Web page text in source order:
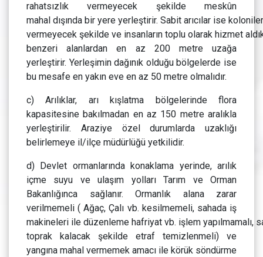
rahatsızlık vermeyecek şekilde meskûn
mahal dışında bir yere yerleştirir. Sabit arıcılar ise
vermeyecek şekilde ve insanların toplu olarak hizmet
benzeri alanlardan en az 200 metre uzağa
yerleştirir. Yerleşimin dağınık olduğu bölgelerde ise
bu mesafe en yakın eve en az 50 metre olmalıdır.
c) Arılıklar, arı kışlatma bölgelerinde flora
kapasitesine bakılmadan en az 150 metre aralıkla
yerleştirilir. Araziye özel durumlarda uzaklığı
belirlemeye il/ilçe müdürlüğü yetkilidir.
d) Devlet ormanlarında konaklama yerinde, arılık
içme suyu ve ulaşım yolları Tarım ve Orman
Bakanlığınca sağlanır. Ormanlık alana zarar
verilmemeli ( Ağaç, Çalı vb. kesilmemeli, sahada iş
makineleri ile düzenleme hafriyat vb. işlem yapılmamalı,
toprak kalacak şekilde etraf temizlenmeli) ve
yangına mahal vermemek amacı ile körük söndürme